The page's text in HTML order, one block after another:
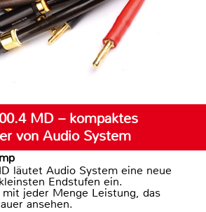
MD – kompaktes
von Audio System
läutet Audio System eine neue
Endstufen ein.
mit jeder Menge Leistung, das
ansehen.